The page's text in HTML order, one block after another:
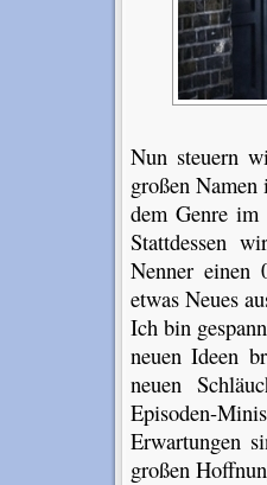
Nun steuern
großen
dem Genre im
Stattdessen
Nenner einen
etwas Neues
Ich bin
neuen Ideen
neuen
Episoden-
Erwartungen
großen